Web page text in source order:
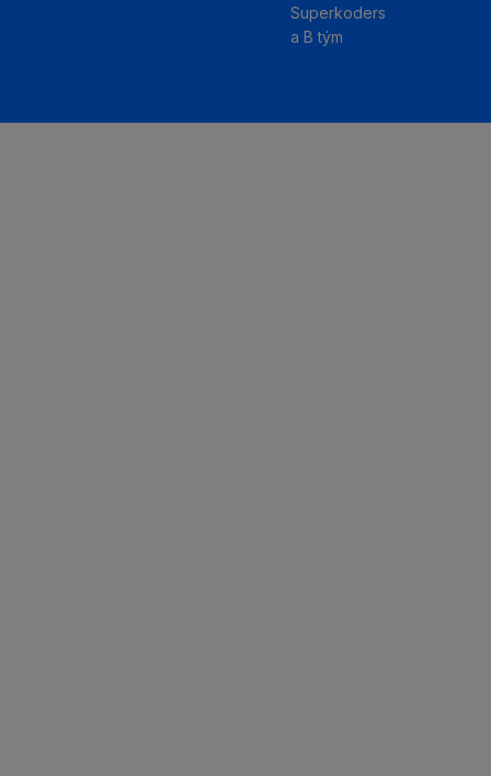
Superkoders
a B tým